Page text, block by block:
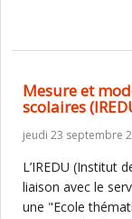
Mesure et
scolaires
jeudi 23 septembre
L’IREDU (Institut
liaison avec le
une "Ecole